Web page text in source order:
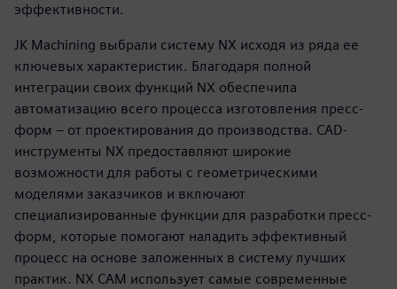
эффективности.
JK Machining выбрали систему NX исходя из ряда ее
ключевых характеристик. Благодаря полной
интеграции своих функций NX обеспечила
автоматизацию всего процесса изготовления пресс-
форм – от проектирования до производства. CAD-
инструменты NX предоставляют широкие
возможности для работы с геометрическими
моделями заказчиков и включают
специализированные функции для разработки пресс-
форм, которые помогают наладить эффективный
процесс на основе заложенных в систему лучших
практик. NX CAM использует самые современные